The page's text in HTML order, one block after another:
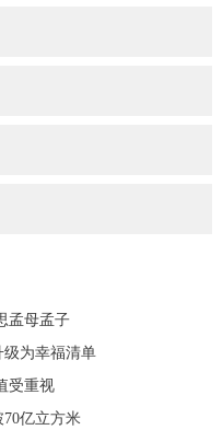
孟母孟子
为幸福清单
受重视
亿立方米